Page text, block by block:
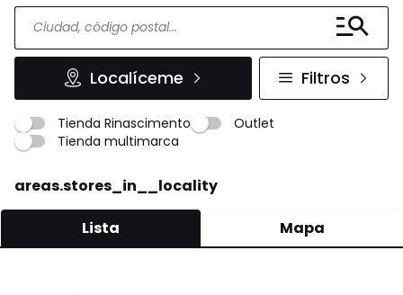
Localíceme Filtros
Tienda Rinascimento
Outlet
Tienda multimarca
areas.stores_in__locality
Lista Mapa